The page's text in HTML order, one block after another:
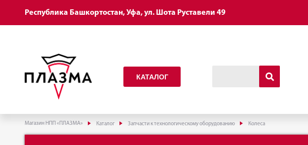
Республика Башкортостан, Уфа, ул. Шота Руставели 49
КАТАЛОГ
Магазин НПП «ПЛАЗМА» Каталог Запчасти к технологическому оборудованию Колеса